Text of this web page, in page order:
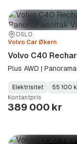
Sted:
OSLO
Forhandler:
Volvo Car Økern
Volvo C40
Plus AWD |
Fuel
Type:
Elektrisitet
Kilometerstand:
55 100
Model
Year:
Gearbox
Type:
Kontantpris
389 000 kr